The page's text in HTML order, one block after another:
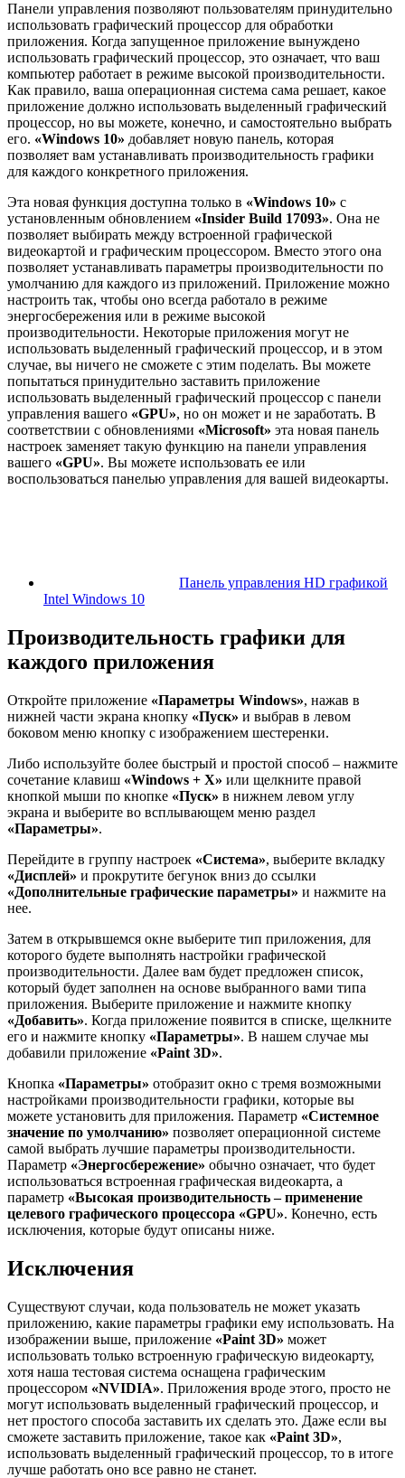
Панели управления позволяют пользователям принудительно
использовать графический процессор для обработки
приложения. Когда запущенное приложение вынуждено
использовать графический процессор, это означает, что ваш
компьютер работает в режиме высокой производительности.
Как правило, ваша операционная система сама решает, какое
приложение должно использовать выделенный графический
процессор, но вы можете, конечно, и самостоятельно выбрать
его. «Windows 10» добавляет новую панель, которая
позволяет вам устанавливать производительность графики
для каждого конкретного приложения.
Эта новая функция доступна только в «Windows 10» с
установленным обновлением «Insider Build 17093». Она не
позволяет выбирать между встроенной графической
видеокартой и графическим процессором. Вместо этого она
позволяет устанавливать параметры производительности по
умолчанию для каждого из приложений. Приложение можно
настроить так, чтобы оно всегда работало в режиме
энергосбережения или в режиме высокой
производительности. Некоторые приложения могут не
использовать выделенный графический процессор, и в этом
случае, вы ничего не сможете с этим поделать. Вы можете
попытаться принудительно заставить приложение
использовать выделенный графический процессор с панели
управления вашего «GPU», но он может и не заработать. В
соответствии с обновлениями «Microsoft» эта новая панель
настроек заменяет такую функцию на панели управления
вашего «GPU». Вы можете использовать ее или
воспользоваться панелью управления для вашей видеокарты.
Панель управления HD графикой
Intel Windows 10
Производительность графики для
каждого приложения
Откройте приложение «Параметры Windows», нажав в
нижней части экрана кнопку «Пуск» и выбрав в левом
боковом меню кнопку с изображением шестеренки.
Либо используйте более быстрый и простой способ – нажмите
сочетание клавиш «Windows + Х» или щелкните правой
кнопкой мыши по кнопке «Пуск» в нижнем левом углу
экрана и выберите во всплывающем меню раздел
«Параметры».
Перейдите в группу настроек «Система», выберите вкладку
«Дисплей» и прокрутите бегунок вниз до ссылки
«Дополнительные графические параметры» и нажмите на
нее.
Затем в открывшемся окне выберите тип приложения, для
которого будете выполнять настройки графической
производительности. Далее вам будет предложен список,
который будет заполнен на основе выбранного вами типа
приложения. Выберите приложение и нажмите кнопку
«Добавить». Когда приложение появится в списке, щелкните
его и нажмите кнопку «Параметры». В нашем случае мы
добавили приложение «Paint 3D».
Кнопка «Параметры» отобразит окно с тремя возможными
настройками производительности графики, которые вы
можете установить для приложения. Параметр «Системное
значение по умолчанию» позволяет операционной системе
самой выбрать лучшие параметры производительности.
Параметр «Энергосбережение» обычно означает, что будет
использоваться встроенная графическая видеокарта, а
параметр «Высокая производительность – применение
целевого графического процессора «GPU». Конечно, есть
исключения, которые будут описаны ниже.
Исключения
Существуют случаи, кода пользователь не может указать
приложению, какие параметры графики ему использовать. На
изображении выше, приложение «Paint 3D» может
использовать только встроенную графическую видеокарту,
хотя наша тестовая система оснащена графическим
процессором «NVIDIA». Приложения вроде этого, просто не
могут использовать выделенный графический процессор, и
нет простого способа заставить их сделать это. Даже если вы
сможете заставить приложение, такое как «Paint 3D»,
использовать выделенный графический процессор, то в итоге
лучше работать оно все равно не станет.